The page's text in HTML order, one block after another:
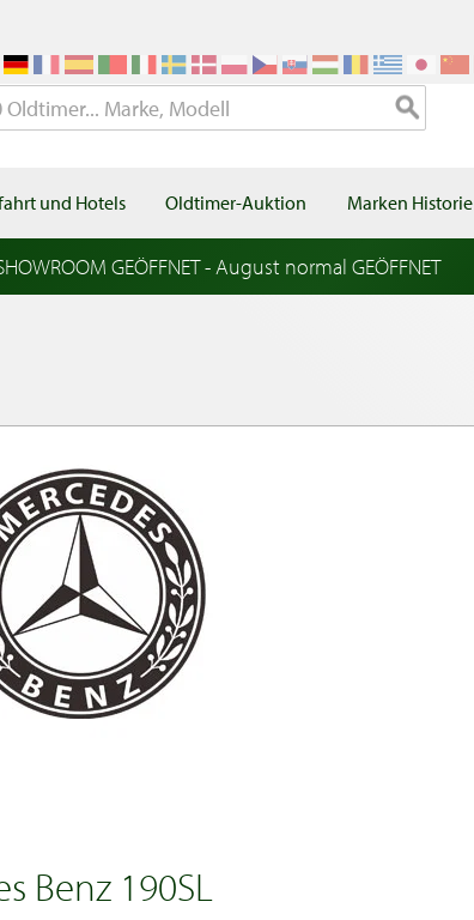
und Hotels Oldtimer-Auktion Marken Historie
GEÖFFNET - August normal GEÖFFNET
Benz 190SL